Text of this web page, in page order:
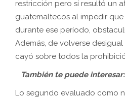
restricción pero sí resultó un
guatemaltecos al impedir
durante ese período,
Además, de volverse
cayó sobre todos la
También te puede interesar:
Lo segundo evaluado como